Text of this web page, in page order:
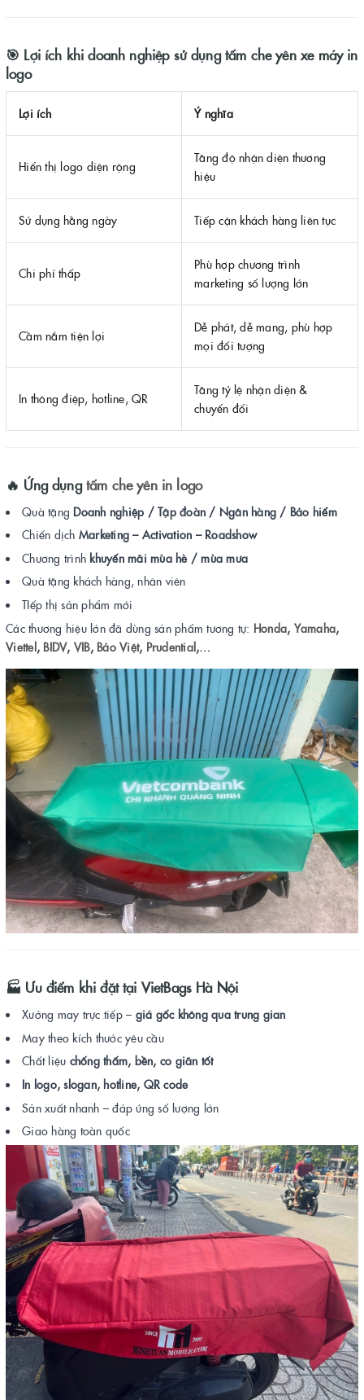
🎯 Lợi ích khi doanh nghiệp sử dụng tấm che yên xe máy in
logo
Lợi ích Ý nghĩa
Hiển thị logo diện rộng
Tăng độ nhận diện thương
hiệu
Sử dụng hằng ngày Tiếp cận khách hàng liên tục
Chi phí thấp
Phù hợp chương trình
marketing số lượng lớn
Cầm nắm tiện lợi
Dễ phát, dễ mang, phù hợp
mọi đối tượng
In thông điệp, hotline, QR
Tăng tỷ lệ nhận diện &
chuyển đổi
🔥 Ứng dụngtấm che yên in logo
Quà tặng Doanh nghiệp / Tập đoàn / Ngân hàng / Bảo hiểm
Chiến dịch Marketing – Activation – Roadshow
Chương trình khuyến mãi mùa hè / mùa mưa
Quà tặng khách hàng, nhân viên
TIếp thị sản phẩm mới
Các thương hiệu lớn đã dùng sản phẩm tương tự: Honda, Yamaha,
Viettel, BIDV, VIB, Bảo Việt, Prudential,…
🏭 Ưu điểm khi đặt tại VietBags Hà Nội
Xưởng may trực tiếp – giá gốc không qua trung gian
May theo kích thước yêu cầu
Chất liệu chống thấm, bền, co giãn tốt
In logo, slogan, hotline, QR code
Sản xuất nhanh – đáp ứng số lượng lớn
Giao hàng toàn quốc